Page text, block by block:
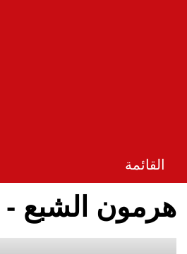
القائمة
هرمون الشبع